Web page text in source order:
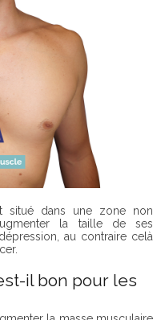
situé dans une zone non
la taille de ses
au contraire celà
il bon pour les